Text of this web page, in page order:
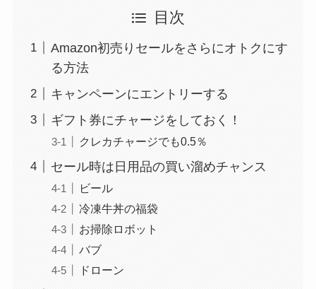
目次
Amazon初売りセールをさらにオトクにす
る方法
キャンペーンにエントリーする
ギフト券にチャージをしておく！
クレカチャージでも0.5％
セール時は日用品の買い溜めチャンス
ビール
冷凍牛丼の福袋
お掃除ロボット
バブ
ドローン